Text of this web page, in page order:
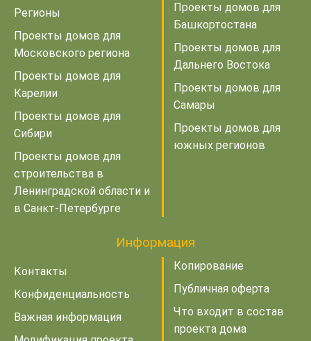
Регионы
Проекты домов для
Московского региона
Проекты домов для
Карелии
Проекты домов для
Сибири
Проекты домов для
строительства в
Ленинградской области и
в Санкт-Петербурге
Проекты домов для
Башкортостана
Проекты домов для
Дальнего Востока
Проекты домов для
Самары
Проекты домов для
южных регионов
Информация
Контакты
Конфиденциальность
Важная информация
Копирование
Публичная оферта
Что входит в состав
проекта дома